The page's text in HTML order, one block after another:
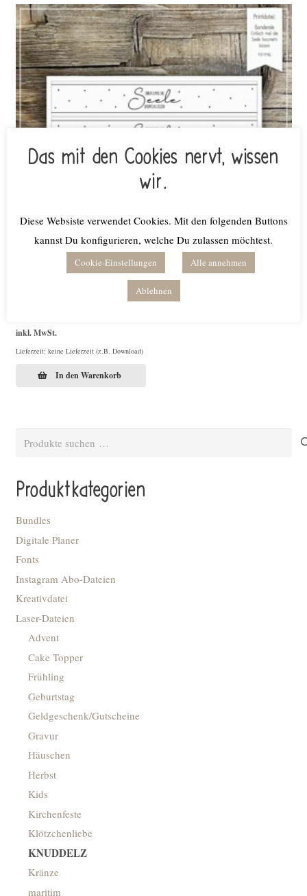
Printdatei BANDEROLE Einfach mal die Seele baumeln lassen
inkl. MwSt.
Lieferzeit: keine Lieferzeit (z.B. Download)
In den Warenkorb
Suchen
Produktkategorien
Bundles
Digitale Planer
Fonts
Instagram Abo-Dateien
Kreativdatei
Laser-Dateien
Advent
Cake Topper
Frühling
Geburtstag
Geldgeschenk/Gutscheine
Gravur
Häuschen
Herbst
Kids
Kirchenfeste
Klötzchenliebe
KNUDDELZ
Kränze
maritim
Das mit den Cookies nervt, wissen
wir.
Diese Websiste verwendet Cookies. Mit den folgenden Buttons
kannst Du konfigurieren, welche Du zulassen möchtest.
Cookie-Einstellungen Alle annehmen
Ablehnen